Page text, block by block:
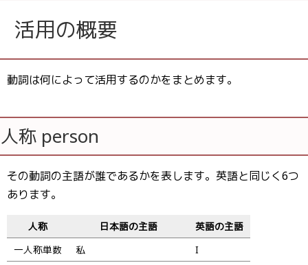
活用の概要
動詞は何によって活用するのかをまとめます。
人称 person
その動詞の主語が誰であるかを表します。英語と同じく6つ
あります。
人称 日本語の主語
英語の主語
一人称単数
私
I